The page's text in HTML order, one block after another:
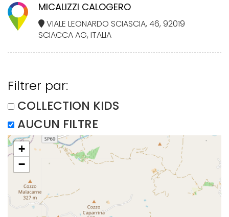
MICALIZZI CALOGERO
VIALE LEONARDO SCIASCIA, 46, 92019
SCIACCA AG, ITALIA
Filtrer par:
COLLECTION KIDS
AUCUN FILTRE
+
−